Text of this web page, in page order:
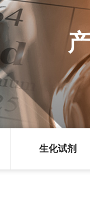
生化试剂